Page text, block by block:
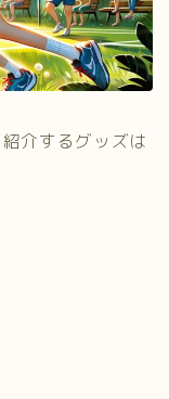
介するグッズは